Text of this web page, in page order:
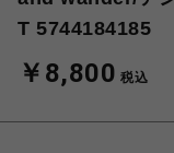
T 5744184185
￥8,800 税込